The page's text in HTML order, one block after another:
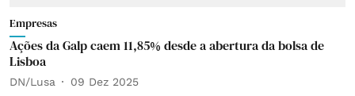
Empresas
Ações da Galp caem 11,85% desde a abertura da bolsa de
Lisboa
DN/Lusa 09 Dez 2025